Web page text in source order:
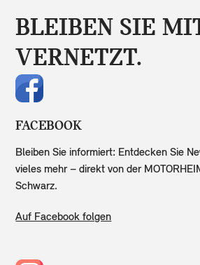
BLEIBEN SIE
VERNETZT.
FACEBOOK
Bleiben Sie informiert: Entdecken Sie
vieles mehr – direkt von der
Schwarz.
Auf Facebook folgen